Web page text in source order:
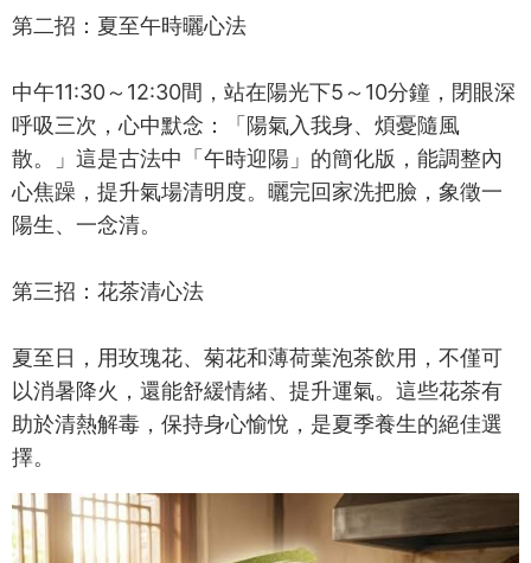
第二招：夏至午時曬心法
中午11:30～12:30間，站在陽光下5～10分鐘，閉眼深
呼吸三次，心中默念：「陽氣入我身、煩憂隨風
散。」這是古法中「午時迎陽」的簡化版，能調整內
心焦躁，提升氣場清明度。曬完回家洗把臉，象徵一
陽生、一念清。
第三招：花茶清心法
夏至日，用玫瑰花、菊花和薄荷葉泡茶飲用，不僅可
以消暑降火，還能舒緩情緒、提升運氣。這些花茶有
助於清熱解毒，保持身心愉悅，是夏季養生的絕佳選
擇。